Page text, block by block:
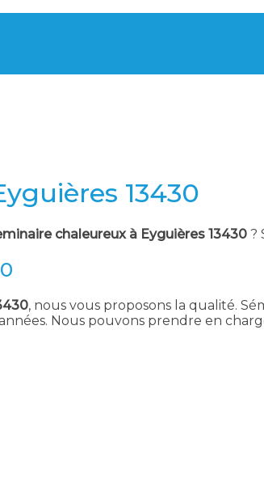
13430
chaleureux à Eyguières 13430 ?
, nous vous proposons la qualité.
Nous pouvons prendre en